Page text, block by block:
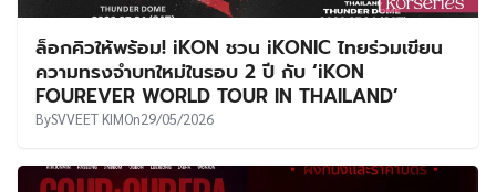
ล็อกคิวให้พร้อม! iKON ชวน iKONIC ไทยร่วมเขียน
ความทรงจำบทใหม่ในรอบ 2 ปี กับ ‘iKON
FOUREVER WORLD TOUR IN THAILAND’
BySVVEET KIMOn29/05/2026